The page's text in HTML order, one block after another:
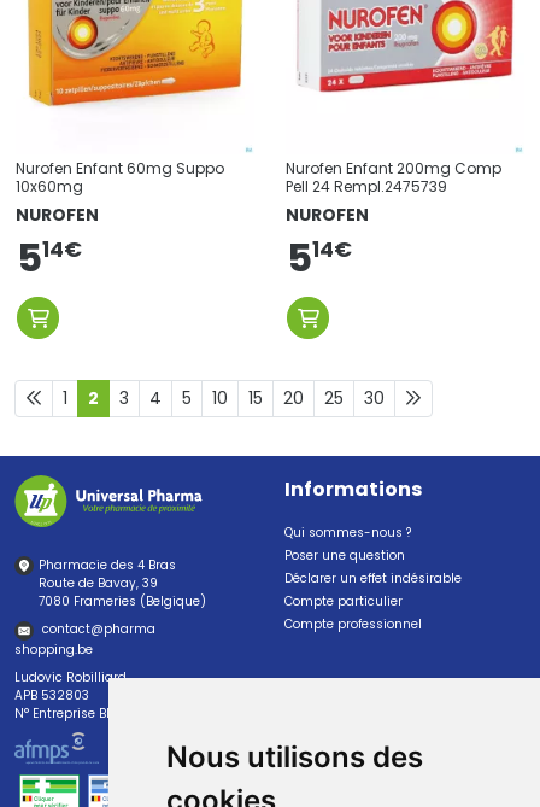
Nous utilisons des
Nurofen Enfant 60mg Suppo
10x60mg
NUROFEN
514€
Nurofen Enfant 200mg Comp
Pell 24 Rempl.2475739
NUROFEN
514€
1 2 3 4 5 10 15 20 25 30
Pharmacie des 4 Bras
Route de Bavay, 39
7080 Frameries (Belgique)
contact@pharma
shopping.be
Ludovic Robilliard
APB 532803
N° Entreprise BE0447.382.113
Informations
Qui sommes-nous ?
Poser une question
Déclarer un effet indésirable
Compte particulier
Compte professionnel